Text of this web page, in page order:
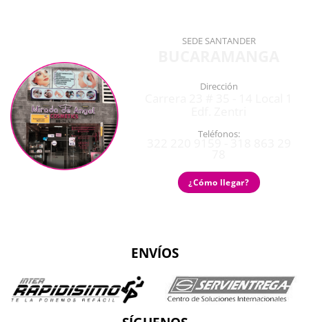
SEDE SANTANDER
Dirección
Teléfonos:
¿Cómo llegar?
ENVÍOS